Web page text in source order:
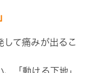
て痛みが出るこ
「動ける下地」